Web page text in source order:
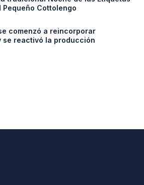
Cottolengo
comenzó a reincorporar
se reactivó la producción